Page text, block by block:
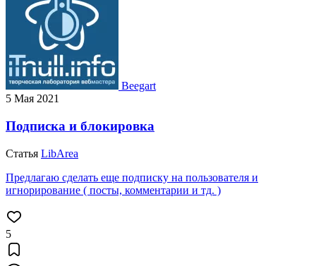
Beegart
5 Мая 2021
Подписка и блокировка
Статья LibArea
Предлагаю сделать еще подписку на пользователя и
игнорирование ( посты, комментарии и тд. )
5